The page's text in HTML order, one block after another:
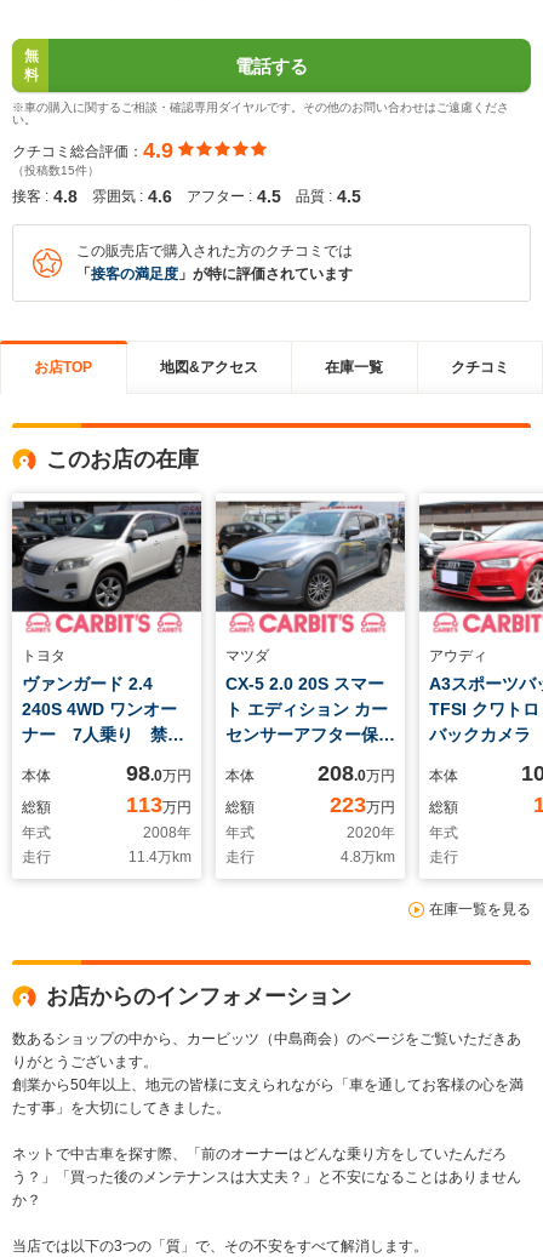
無
料
電話する
※車の購入に関するご相談・確認専用ダイヤルです。その他のお問い合わせはご遠慮くださ
い。
クチコミ総合評価： 4.9
（投稿数15件）
接客 : 4.8 雰囲気 : 4.6 アフター : 4.5 品質 : 4.5
この販売店で購入された方のクチコミでは
「 接客の満足度 」が特に評価されています
お店TOP 地図&アクセス 在庫一覧 クチコミ
このお店の在庫
トヨタ
ヴァンガード 2.4
240S 4WD ワンオー
ナー 7人乗り 禁煙
カメラ ETC クルー
ズコントロール
本体 98.0万円
総額
113万円
年式
2008年
走行
11.4万km
マツダ
CX-5 2.0 20S スマー
ト エディション カー
センサーアフター保証
ーモニター 全方位カ
メラ ワンオーナー
アダプティブLEDライ
ト CD/DVD地デジ
交通標識認識システ
ープ
本体 208.0万円
総額
223万円
年式
2020年
走行
4.8万km
アウディ
A3スポーツバ
TFSI クワトロ
バックカメ
MTモード
シートヒータ
シート ナ
純正アルミ
スマートキー
本体
総額
年式
走行
在庫一覧を見る
お店からのインフォメーション
数あるショップの中から、カービッツ（中島商会）のページをご覧いただきあ
りがとうございます。
創業から50年以上、地元の皆様に支えられながら「車を通してお客様の心を満
たす事」を大切にしてきました。
ネットで中古車を探す際、「前のオーナーはどんな乗り方をしていたんだろ
う？」「買った後のメンテナンスは大丈夫？」と不安になることはありません
か？
当店では以下の3つの「質」で、その不安をすべて解消します。